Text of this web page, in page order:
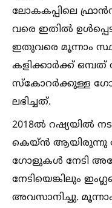
ലോകകപ്പിലെ
വരെ ഇതില്‍
ഇതുവരെ മൂന്നാം
കളിക്കാർക്ക്
സ്കോറർക്കുള്ള
ലഭിച്ചത്.
2018ല്‍ റഷ്യയില്‍
കെയ്ൻ ആയിരുന്നു
ഗോളുകള്‍ നേടി
നേടിയെങ്കിലും
അവസാനിച്ചു.